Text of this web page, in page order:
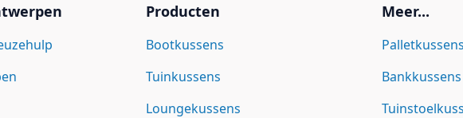
Producten
Bootkussens
Tuinkussens
Loungekussens
Meer...
Palletkussens
Bankkussens